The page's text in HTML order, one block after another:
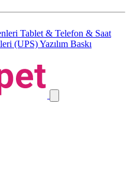
Tablet & Telefon & Saat
(UPS)Yazılım Baskı